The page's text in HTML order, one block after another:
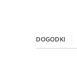
DOGODKI